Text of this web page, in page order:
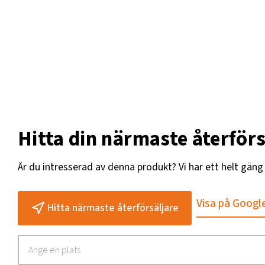
Hitta din närmaste
Är du intresserad av denna produkt? Vi har ett helt
Hitta närmaste återförsäljare Visa på